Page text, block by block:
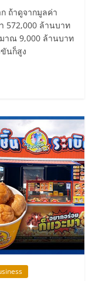
ก ถ้าดูจากมูลค่า
572,000 ล้านบาท
าณ 9,000 ล้านบาท
นก็สูง